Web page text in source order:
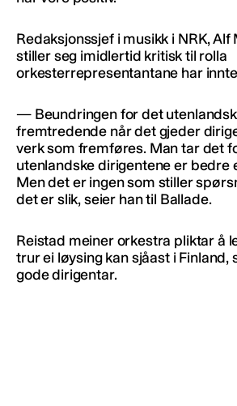
Redaksjonssjef i musikk i NRK, Alf
stiller seg imidlertid kritisk til rolla
orkesterrepresentantane har
— Beundringen for det
fremtredende når det gjeder
verk som fremføres. Man tar det
utenlandske dirigentene er bedre
Men det er ingen som stiller
det er slik, seier han til Ballade.
Reistad meiner orkestra pliktar å
trur ei løysing kan sjåast i Finland,
gode dirigentar.